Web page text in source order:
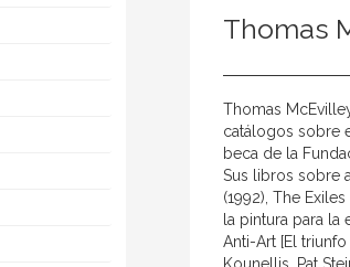
Thomas
Thomas
catálogos sobre
beca de la
Sus libros sobre
(1992), The
la pintura para
Anti-Art [El